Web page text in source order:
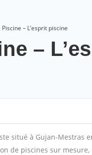
Piscine – L’esprit piscine
–
situé à Gujan-Mestras
de piscines sur